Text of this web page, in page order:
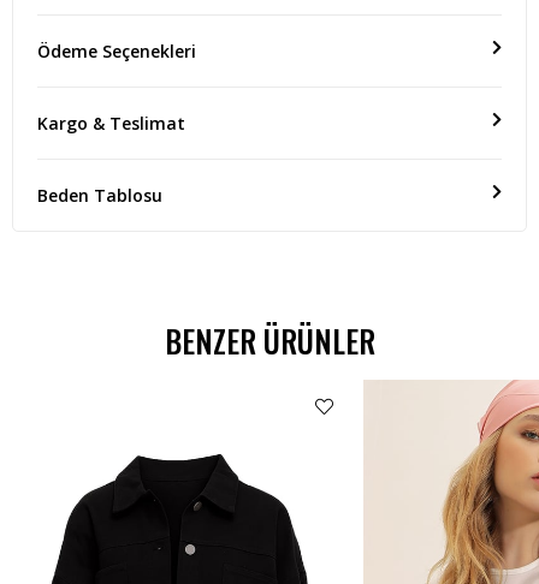
Ödeme Seçenekleri
Kargo & Teslimat
Beden Tablosu
BENZER ÜRÜNLER